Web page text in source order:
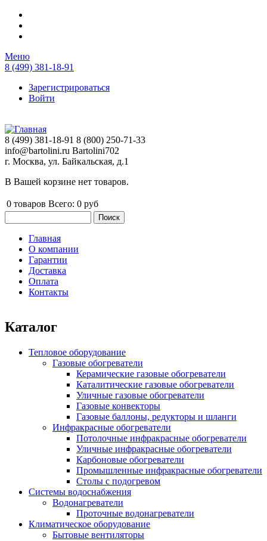
Перейти к основному содержанию
Меню
8 (499) 381-18-91
Зарегистрироваться
Войти
8 (499) 381-18-91 8 (800) 250-71-33
info@bartolini.ru Bartolini702
г. Москва, ул. Байкальская, д.1
В Вашей корзине нет товаров.
0 товаров Всего: 0 руб
Главное меню
Главная
О компании
Гарантии
Доставка
Оплата
Контакты
Каталог
Тепловое оборудование
Газовые обогреватели
Керамические газовые обогреватели
Каталитические газовые обогреватели
Уличные газовые обогреватели
Газовые конвекторы
Газовые баллоны, редукторы и шланги
Инфракрасные обогреватели
Потолочные инфракрасные обогреватели
Уличные инфракрасные обогреватели
Карбоновые обогреватели
Промышленные инфракрасные обогреватели
Столы с подогревом
Системы водоснабжения
Водонагреватели
Проточные водонагреватели
Климатическое оборудование
Бытовые вентиляторы